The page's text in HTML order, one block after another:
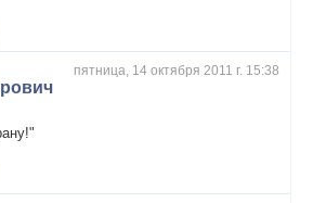
пятница, 14 октября 2011 г. 15:38